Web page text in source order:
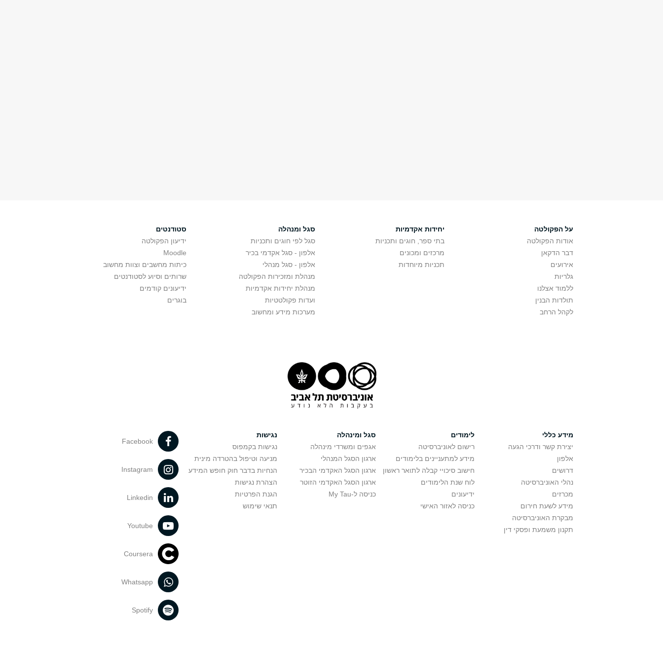
על הפקולטה
אודות הפקולטה
דבר הדקאן
אירועים
גלריות
ללמוד אצלנו
תולדות הבנין
לקהל הרחב
יחידות אקדמיות
בתי ספר, חוגים ותכניות
מרכזים ומכונים
תכניות מיוחדות
סגל ומנהלה
סגל לפי חוגים ותכניות
אלפון - סגל אקדמי בכיר
אלפון - סגל מנהלי
מנהלת ומזכירות הפקולטה
מנהלת יחידות אקדמיות
ועדות פקולטטיות
מערכות מידע ומחשוב
סטודנטים
ידיעון הפקולטה
Moodle
כיתות מחשבים וצוות מחשוב
שרותים וסיוע לסטודנטים
ידיעונים קודמים
בוגרים
מידע כללי
יצירת קשר ודרכי הגעה
אלפון
דרושים
נהלי האוניברסיטה
מכרזים
מידע לשעת חירום
מבקרת האוניברסיטה
תקנון משמעת ופסקי דין
לימודים
רישום לאוניברסיטה
מידע למתעניינים בלימודים
חישוב סיכויי קבלה לתואר ראשון
לוח שנת הלימודים
ידיעונים
כניסה לאזור האישי
סגל ומינהלה
אגפים ומשרדי מינהלה
ארגון הסגל המנהלי
ארגון הסגל האקדמי הבכיר
ארגון הסגל האקדמי הזוטר
כניסה ל-My Tau
נגישות
נגישות בקמפוס
מניעה וטיפול בהטרדה מינית
הנחיות בדבר חוק חופש המידע
הצהרת נגישות
הגנת הפרטיות
תנאי שימוש
Facebook
Instagram
Linkedin
Youtube
Coursera
Whatsapp
Spotify